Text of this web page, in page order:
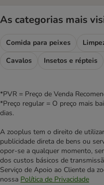
As categorias mais
Comida para peixes
Cavalos
Insetos e répteis
*PVR = Preço de Venda
*Preço regular = O preço mais
dias.
A zooplus tem o direito de
publicidade direta de bens ou
opor-se a qualquer momento,
dos custos básicos de
Serviço de Apoio ao Cliente da
nossa Política de Privacidade